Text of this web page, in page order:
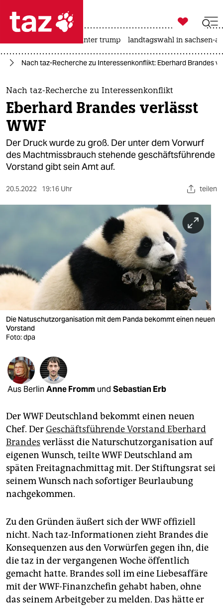
 taz zahl ich
taz zahl ich
themen
politik
öko
gesellschaft
sport
wahrheit
verlag
verlag
veranstaltungen
fragen & hilfe
unterstützen
genossenschaft
epaper login

taz zahl ich
usa unter trump landtagswahl in sachsen-
Nach taz-Recherche zu Interessenkonflikt: Eberhard Brandes
Nach taz-Recherche zu Interessenkonflikt
Eberhard Brandes verlässt
WWF
Der Druck wurde zu groß. Der unter dem Vorwurf
des Machtmissbrauch stehende geschäftsführende
Vorstand gibt sein Amt auf.
20.5.2022 19:16 Uhr teilen
Die Natuschutzorganisation mit dem Panda bekommt einen neuen
Vorstand
Foto: dpa
Aus Berlin Anne Fromm und Sebastian Erb
Der WWF Deutschland bekommt einen neuen
Chef. DerGeschäftsführende Vorstand Eberhard
Brandes verlässt die Naturschutzorganisation auf
eigenen Wunsch, teilte WWF Deutschland am
späten Freitagnachmittag mit. Der Stiftungsrat sei
seinem Wunsch nach sofortiger Beurlaubung
nachgekommen.
Zu den Gründen äußert sich der WWF offiziell
nicht. Nach taz-Informationen zieht Brandes die
Konsequenzen aus den Vorwürfen gegen ihn, die
die taz in der vergangenen Woche öffentlich
gemacht hatte. Brandes soll im eine Liebesaffäre
mit der WWF-Finanzchefin gehabt haben, ohne
das seinem Arbeitgeber zu melden. Das hätte er